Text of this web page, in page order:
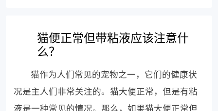
猫便正常但带粘液应该注意什
么？
猫作为人们常见的宠物之一，它们的健康状
况是主人们非常关注的。猫大便正常，但是有粘
液是一种常见的情况。那么，如果猫大便正常但